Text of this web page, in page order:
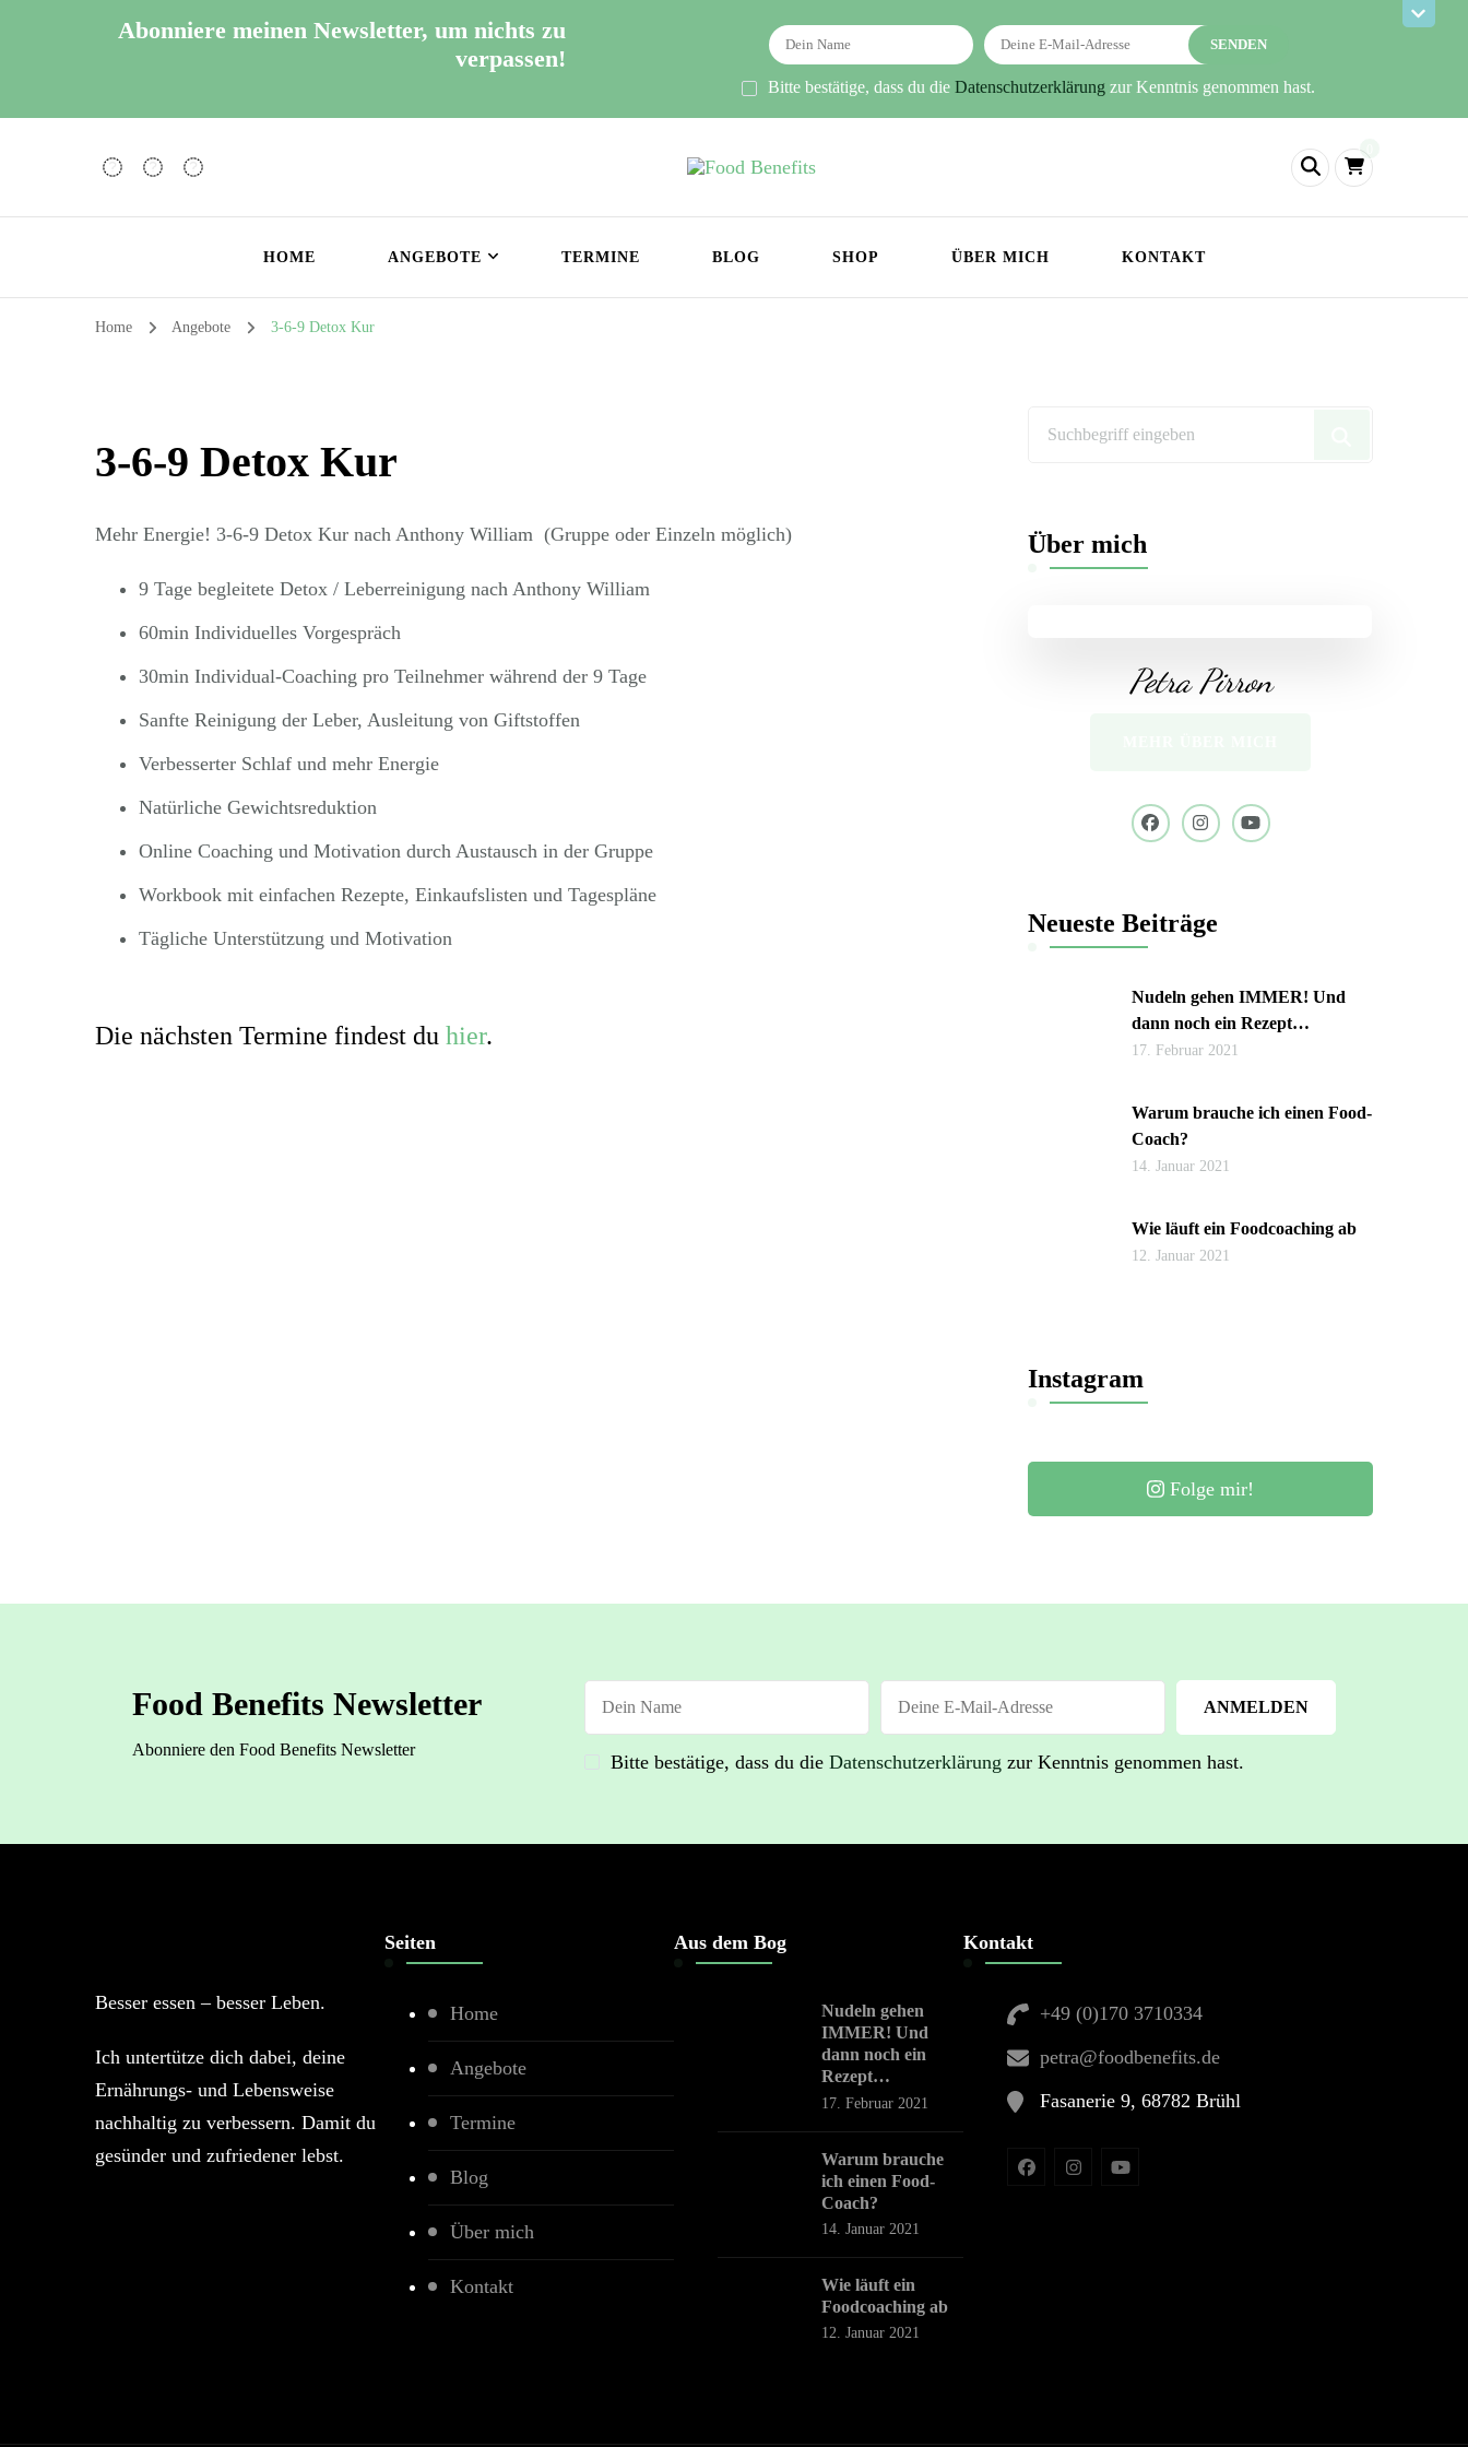
Abonniere meinen Newsletter, um nichts zu
verpassen!
Bitte bestätige, dass du dieDatenschutzerklärung zur Kenntnis genommen hast.
Food Benefits
Besser Essen, besser Leben!
HOME ANGEBOTE TERMINE BLOG SHOP ÜBER MICH KONTAKT
Home Angebote 3-6-9 Detox Kur
3-6-9 Detox Kur
Mehr Energie! 3-6-9 Detox Kur nach Anthony William (Gruppe oder Einzeln möglich)
9 Tage begleitete Detox / Leberreinigung nach Anthony William
60min Individuelles Vorgespräch
30min Individual-Coaching pro Teilnehmer während der 9 Tage
Sanfte Reinigung der Leber, Ausleitung von Giftstoffen
Verbesserter Schlaf und mehr Energie
Natürliche Gewichtsreduktion
Online Coaching und Motivation durch Austausch in der Gruppe
Workbook mit einfachen Rezepte, Einkaufslisten und Tagespläne
Tägliche Unterstützung und Motivation
Die nächsten Termine findest du hier.
Wonach
Über mich
Petra Pirron
Neueste Beiträge
Nudeln gehen IMMER! Und
dann noch ein Rezept…
17. Februar 2021
Warum brauche ich einen Food-
Coach?
14. Januar 2021
Wie läuft ein Foodcoaching ab
12. Januar 2021
Instagram
Folge mir!
Food Benefits Newsletter
Abonniere den Food Benefits Newsletter
Bitte bestätige, dass du dieDatenschutzerklärung zur Kenntnis genommen hast.
Besser essen – besser Leben.
Ich untertütze dich dabei, deine
Ernährungs- und Lebensweise
nachhaltig zu verbessern. Damit du
gesünder und zufriedener lebst.
Seiten
Home
Angebote
Termine
Blog
Über mich
Kontakt
Aus dem Bog
Nudeln gehen
IMMER! Und
dann noch ein
Rezept…
17. Februar 2021
Warum brauche
ich einen Food-
Coach?
14. Januar 2021
Wie läuft ein
Foodcoaching ab
12. Januar 2021
Kontakt
+49 (0)170 3710334
petra@foodbenefits.de
Fasanerie 9, 68782 Brühl